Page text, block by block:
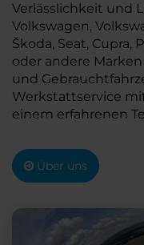
Verlässlichkeit und
Volkswagen,
Škoda, Seat, Cupra,
oder andere
und
Werkstattservice
einem erfahrenen
Über uns